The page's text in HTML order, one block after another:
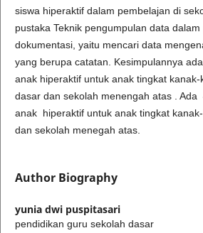
siswa hiperaktif dalam pembelajan di
pustaka Teknik pengumpulan data
dokumentasi, yaitu mencari data
yang berupa catatan. Kesimpulannya
anak hiperaktif untuk anak tingkat
dasar dan sekolah menengah atas .
anak hiperaktif untuk anak tingkat
dan sekolah menegah atas.
Author Biography
yunia dwi puspitasari
pendidikan guru sekolah dasar